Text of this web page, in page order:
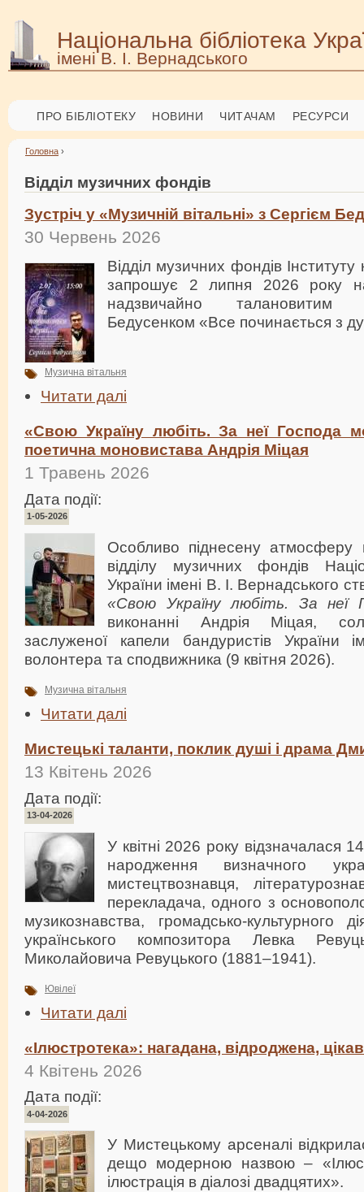
Національна бібліотека
імені В. І. Вернадського
ПРО БІБЛІОТЕКУ НОВИНИ ЧИТАЧАМ РЕСУРСИ
Головна ›
Відділ музичних фондів
Зустріч у «Музичній вітальні» з Сергієм
30 Червень 2026
Відділ музичних фондів
запрошує 2 липня 2026 року
надзвичайно талановитим
Бедусенком «Все починається з
Музична вітальня
Читати далі
«Свою Україну любіть. За неї Господа
поетична моновистава Андрія Міцая
1 Травень 2026
Дата події:
1-05-2026
Особливо піднесену атмосферу
відділу музичних фондів
України імені В. І. Вернадського
«Свою Україну любіть. За неї
виконанні Андрія Міцая,
заслуженої капели бандуристів України
волонтера та сподвижника (9 квітня 2026).
Музична вітальня
Читати далі
Мистецькі таланти, поклик душі і драма
13 Квітень 2026
Дата події:
13-04-2026
У квітні 2026 року відзначалася
народження визначного
мистецтвознавця,
перекладача, одного з
музикознавства, громадсько-культурного
українського композитора Левка
Миколайовича Ревуцького (1881–1941).
Ювілеї
Читати далі
«Ілюстротека»: нагадана, відроджена,
4 Квітень 2026
Дата події:
4-04-2026
У Мистецькому арсеналі
дещо модерною назвою –
ілюстрація в діалозі двадцятих».